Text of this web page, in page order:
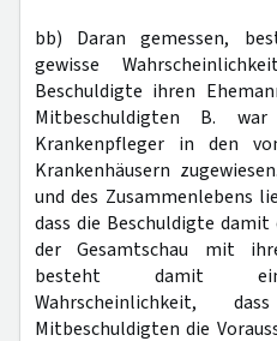
bb) Daran gemessen,
gewisse
Beschuldigte ihren
Mitbeschuldigten B.
Krankenpfleger in den
Krankenhäusern
und des Zusammenlebens
dass die Beschuldigte
der Gesamtschau mit
besteht damit
Wahrscheinlichkeit,
Mitbeschuldigten die